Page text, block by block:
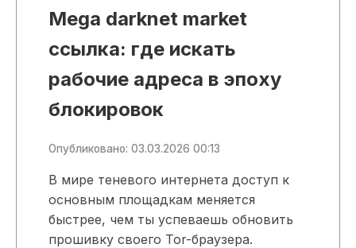
Mega darknet market
ссылка: где искать
рабочие адреса в эпоху
блокировок
Опубликовано: 03.03.2026 00:13
В мире теневого интернета доступ к
основным площадкам меняется
быстрее, чем ты успеваешь обновить
прошивку своего Tor-браузера.